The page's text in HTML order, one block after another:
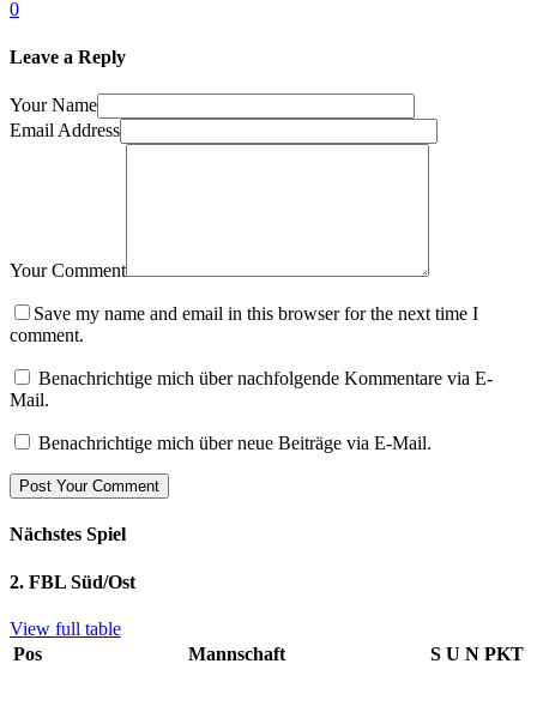
0
Leave a Reply
Your Name
Email Address
Your Comment
Save my name and email in this browser for the next time I
comment.
Benachrichtige mich über nachfolgende Kommentare via E-
Mail.
Benachrichtige mich über neue Beiträge via E-Mail.
Nächstes Spiel
2. FBL Süd/Ost
View full table
Pos
Mannschaft S U N PKT